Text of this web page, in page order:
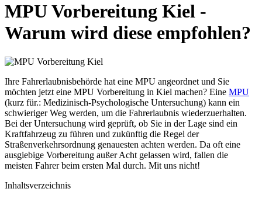
MPU Vorbereitung Kiel -
Warum wird diese empfohlen?
Ihre Fahrerlaubnisbehörde hat eine MPU angeordnet und Sie
möchten jetzt eine MPU Vorbereitung in Kiel machen? Eine MPU
(kurz für.: Medizinisch-Psychologische Untersuchung) kann ein
schwieriger Weg werden, um die Fahrerlaubnis wiederzuerhalten.
Bei der Untersuchung wird geprüft, ob Sie in der Lage sind ein
Kraftfahrzeug zu führen und zukünftig die Regel der
Straßenverkehrsordnung genauesten achten werden. Da oft eine
ausgiebige Vorbereitung außer Acht gelassen wird, fallen die
meisten Fahrer beim ersten Mal durch. Mit uns nicht!
Inhaltsverzeichnis